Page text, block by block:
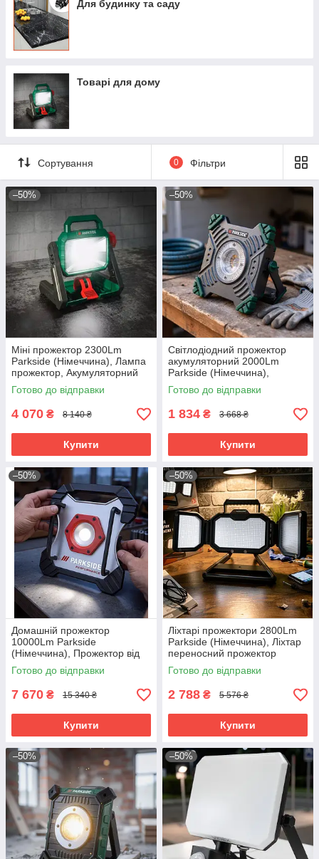
Для будинку та саду
Товарі для дому
Сортування 0 Фільтри
–50%
Міні прожектор 2300Lm
Parkside (Німеччина), Лампа
прожектор, Акумуляторний
ліхтар-прожектор, RYH
Готово до відправки
4 070 ₴ 8 140 ₴
Купити
–50%
Світлодіодний прожектор
акумуляторний 2000Lm
Parkside (Німеччина),
Прожектор переносний
світлодіодний, RYH
Готово до відправки
1 834 ₴ 3 668 ₴
Купити
–50%
Домашній прожектор
10000Lm Parkside
(Німеччина), Прожектор від
акумулятора, Акумуляторний
ліхтар-прожектор, RYH
Готово до відправки
7 670 ₴ 15 340 ₴
Купити
–50%
Ліхтарі прожектори 2800Lm
Parkside (Німеччина), Ліхтар
переносний прожектор
акумуляторний
світлодіодний, RYH
Готово до відправки
2 788 ₴ 5 576 ₴
Купити
–50% –50%